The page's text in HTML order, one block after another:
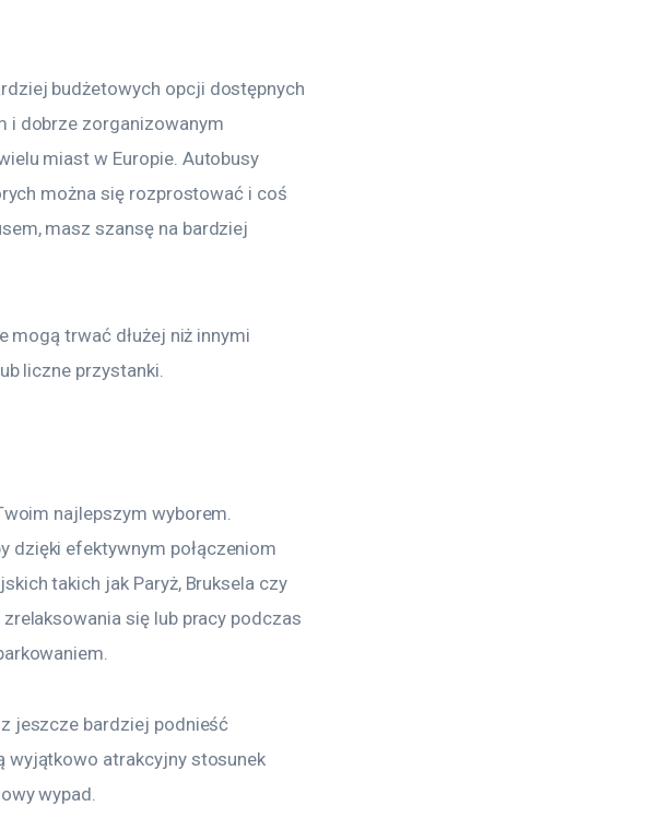
budżetowych opcji dostępnych
i dobrze zorganizowanym
miast w Europie. Autobusy
można się rozprostować i coś
masz szansę na bardziej
trwać dłużej niż innymi
liczne przystanki.
najlepszym wyborem.
dzięki efektywnym połączeniom
takich jak Paryż, Bruksela czy
się lub pracy podczas
jeszcze bardziej podnieść
wyjątkowo atrakcyjny stosunek
wypad.